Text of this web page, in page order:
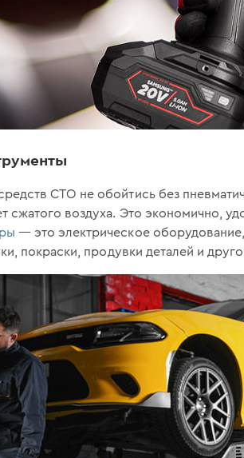
СТО не обойтись без
сжатого воздуха. Это экономично,
— это электрическое
покраски, продувки деталей и